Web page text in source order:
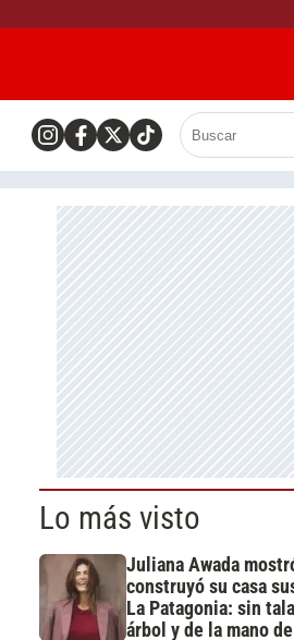
Lo más visto
Juliana Awada
construyó su casa
La Patagonia: sin
árbol y de la mano